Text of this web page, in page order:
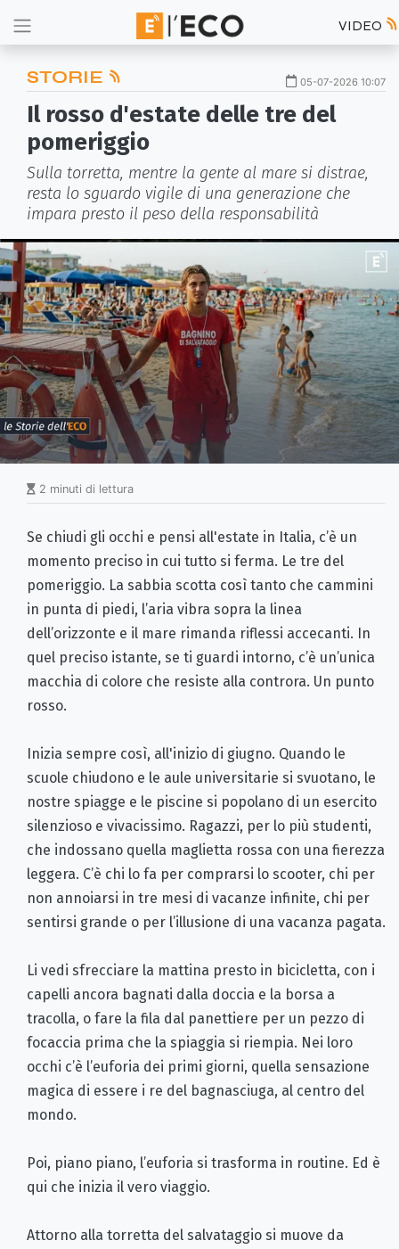
VIDEO
STORIE 05-07-2026 10:07
Il rosso d'estate delle tre del
pomeriggio
Sulla torretta, mentre la gente al mare si distrae,
resta lo sguardo vigile di una generazione che
impara presto il peso della responsabilità
2 minuti di lettura
Se chiudi gli occhi e pensi all'estate in Italia, c’è un
momento preciso in cui tutto si ferma. Le tre del
pomeriggio. La sabbia scotta così tanto che cammini
in punta di piedi, l’aria vibra sopra la linea
dell’orizzonte e il mare rimanda riflessi accecanti. In
quel preciso istante, se ti guardi intorno, c’è un’unica
macchia di colore che resiste alla controra. Un punto
rosso.
Inizia sempre così, all'inizio di giugno. Quando le
scuole chiudono e le aule universitarie si svuotano, le
nostre spiagge e le piscine si popolano di un esercito
silenzioso e vivacissimo. Ragazzi, per lo più studenti,
che indossano quella maglietta rossa con una fierezza
leggera. C’è chi lo fa per comprarsi lo scooter, chi per
non annoiarsi in tre mesi di vacanze infinite, chi per
sentirsi grande o per l’illusione di una vacanza pagata.
Li vedi sfrecciare la mattina presto in bicicletta, con i
capelli ancora bagnati dalla doccia e la borsa a
tracolla, o fare la fila dal panettiere per un pezzo di
focaccia prima che la spiaggia si riempia. Nei loro
occhi c’è l’euforia dei primi giorni, quella sensazione
magica di essere i re del bagnasciuga, al centro del
mondo.
Poi, piano piano, l’euforia si trasforma in routine. Ed è
qui che inizia il vero viaggio.
Attorno alla torretta del salvataggio si muove da